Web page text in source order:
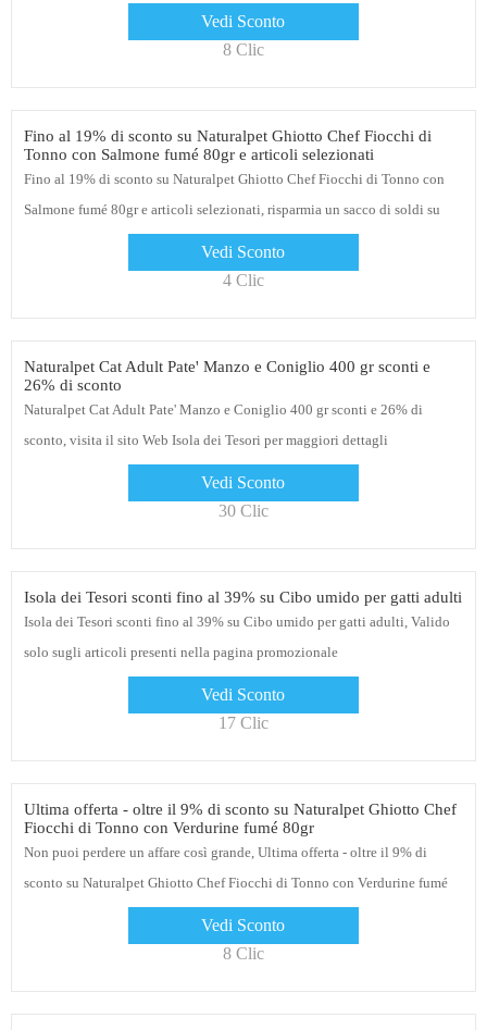
Vedi Sconto
8 Clic
Fino al 19% di sconto su Naturalpet Ghiotto Chef Fiocchi di
Tonno con Salmone fumé 80gr e articoli selezionati
Fino al 19% di sconto su Naturalpet Ghiotto Chef Fiocchi di Tonno con
Salmone fumé 80gr e articoli selezionati, risparmia un sacco di soldi su
Vedi Sconto
4 Clic
Naturalpet Cat Adult Pate' Manzo e Coniglio 400 gr sconti e
26% di sconto
Naturalpet Cat Adult Pate' Manzo e Coniglio 400 gr sconti e 26% di
sconto, visita il sito Web Isola dei Tesori per maggiori dettagli
Vedi Sconto
30 Clic
Isola dei Tesori sconti fino al 39% su Cibo umido per gatti adulti
Isola dei Tesori sconti fino al 39% su Cibo umido per gatti adulti, Valido
solo sugli articoli presenti nella pagina promozionale
Vedi Sconto
17 Clic
Ultima offerta - oltre il 9% di sconto su Naturalpet Ghiotto Chef
Fiocchi di Tonno con Verdurine fumé 80gr
Non puoi perdere un affare così grande, Ultima offerta - oltre il 9% di
sconto su Naturalpet Ghiotto Chef Fiocchi di Tonno con Verdurine fumé
Vedi Sconto
8 Clic